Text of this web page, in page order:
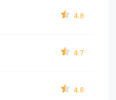
4.8
4.7
4.8